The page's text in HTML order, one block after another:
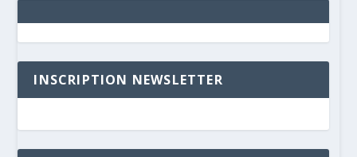
INSCRIPTION NEWSLETTER